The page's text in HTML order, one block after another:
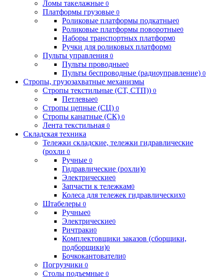
Ломы такелажные 0
Платформы грузовые 0
Роликовые платформы подкатные0
Роликовые платформы поворотные0
Наборы транспортных платформ0
Ручки для роликовых платформ0
Пульты управления 0
Пульты проводные0
Пульты беспроводные (радиоуправление) 0
Стропы, грузозахватные механизмы
Стропы текстильные (СТ, СТП)) 0
Петлевые0
Стропы цепные (СЦ) 0
Стропы канатные (СК) 0
Лента текстильная 0
Складская техника
Тележки складские, тележки гидравлические
(рохли 0
Ручные 0
Гидравлические (рохли)0
Электрические0
Запчасти к тележкам0
Колеса для тележек гидравлических0
Штабелеры 0
Ручные0
Электрические0
Ричтраки0
Комплектовщики заказов (сборщики,
подборщики)0
Бочкокантователи0
Погрузчики 0
Столы подъемные 0